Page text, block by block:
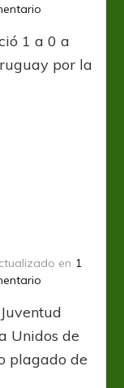
la
primera
1 a 0 a
por la
en 1
Unidos de
plagado de